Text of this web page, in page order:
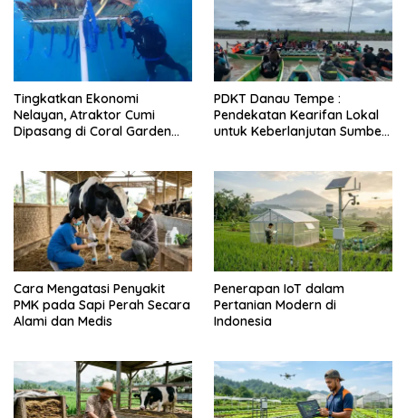
Tingkatkan Ekonomi
Nelayan, Atraktor Cumi
Dipasang di Coral Garden
PDKT Danau Tempe :
Pendekatan Kearifan Lokal
untuk Keberlanjutan Sumber
Cara Mengatasi Penyakit
PMK pada Sapi Perah Secara
Alami dan Medis
Penerapan IoT dalam
Pertanian Modern di
Indonesia